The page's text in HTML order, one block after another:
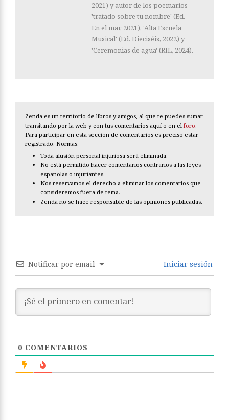
2021) y autor de los poemarios
'tratado sobre tu nombre' (Ed.
En el mar, 2021), 'Alta Escuela
Musical' (Ed. Dieciséis, 2022) y
'Ceremonias de agua' (RIL, 2024).
Zenda es un territorio de libros y amigos, al que te puedes sumar
transitando por la web y con tus comentarios aquí o en el foro.
Para participar en esta sección de comentarios es preciso estar
registrado. Normas:
Toda alusión personal injuriosa será eliminada.
No está permitido hacer comentarios contrarios a las leyes
españolas o injuriantes.
Nos reservamos el derecho a eliminar los comentarios que
consideremos fuera de tema.
Zenda no se hace responsable de las opiniones publicadas.
Notificar por email Iniciar sesión
0 COMENTARIOS